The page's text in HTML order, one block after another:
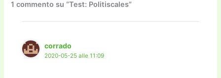
o
o
k
o
n
m
k
1 commento su “Test: Politiscales”
corrado
2020-05-25 alle 11:09